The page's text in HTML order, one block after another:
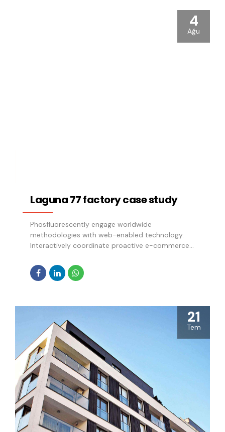
4
Ağu
Laguna 77 factory case study
Phosfluorescently engage worldwide
methodologies with web-enabled technology.
Interactively coordinate proactive e-commerce
Completely pursue scalable customer service
through sustainable potentialities.
21
Tem